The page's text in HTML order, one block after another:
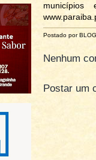
Postado por
Nenhum
Postar um